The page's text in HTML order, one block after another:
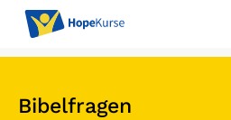
Bibelfragen